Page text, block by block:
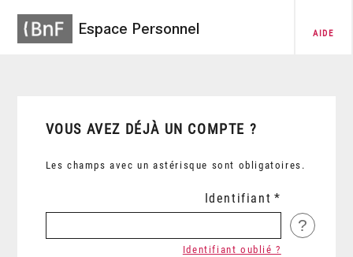
Espace Personnel AIDE
VOUS AVEZ DÉJÀ UN COMPTE ?
Les champs avec un astérisque sont obligatoires.
Identifiant
?
Identifiant oublié ?